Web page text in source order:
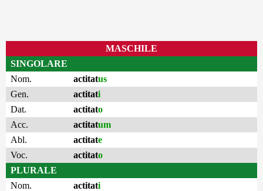
MASCHILE
SINGOLARE
Nom.
actitatus
Gen.
actitati
Dat.
actitato
Acc.
actitatum
Abl.
actitate
Voc.
actitato
PLURALE
Nom.
actitati